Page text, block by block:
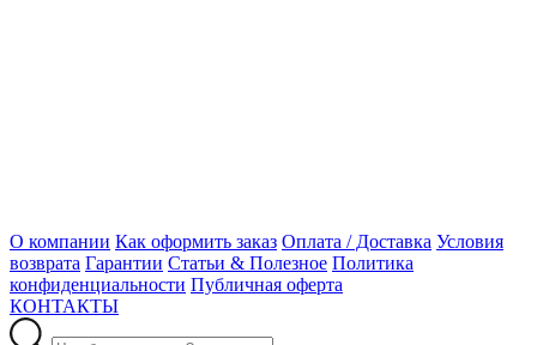
О компании Как оформить заказ Оплата / Доставка Условия
возврата Гарантии Статьи & Полезное Политика
конфиденциальности Публичная оферта
КОНТАКТЫ